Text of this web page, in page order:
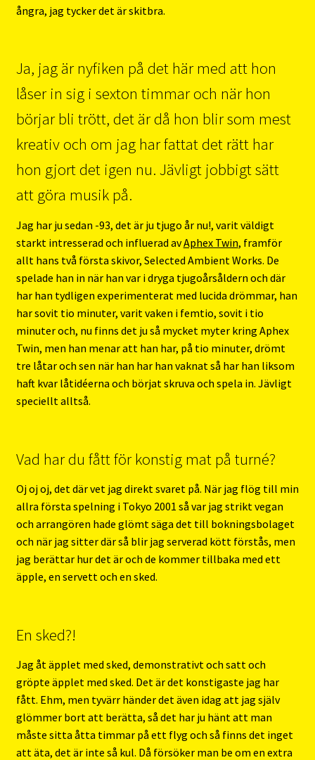
ångra, jag tycker det är skitbra.
Ja, jag är nyfiken på det här med att hon
låser in sig i sexton timmar och när hon
börjar bli trött, det är då hon blir som mest
kreativ och om jag har fattat det rätt har
hon gjort det igen nu. Jävligt jobbigt sätt
att göra musik på.
Jag har ju sedan -93, det är ju tjugo år nu!, varit väldigt
starkt intresserad och influerad avAphex Twin, framför
allt hans två första skivor, Selected Ambient Works. De
spelade han in när han var i dryga tjugoårsåldern och där
har han tydligen experimenterat med lucida drömmar, han
har sovit tio minuter, varit vaken i femtio, sovit i tio
minuter och, nu finns det ju så mycket myter kring Aphex
Twin, men han menar att han har, på tio minuter, drömt
tre låtar och sen när han har han vaknat så har han liksom
haft kvar låtidéerna och börjat skruva och spela in. Jävligt
speciellt alltså.
Vad har du fått för konstig mat på turné?
Oj oj oj, det där vet jag direkt svaret på. När jag flög till min
allra första spelning i Tokyo 2001 så var jag strikt vegan
och arrangören hade glömt säga det till bokningsbolaget
och när jag sitter där så blir jag serverad kött förstås, men
jag berättar hur det är och de kommer tillbaka med ett
äpple, en servett och en sked.
En sked?!
Jag åt äpplet med sked, demonstrativt och satt och
gröpte äpplet med sked. Det är det konstigaste jag har
fått. Ehm, men tyvärr händer det även idag att jag själv
glömmer bort att berätta, så det har ju hänt att man
måste sitta åtta timmar på ett flyg och så finns det inget
att äta, det är inte så kul. Då försöker man be om en extra